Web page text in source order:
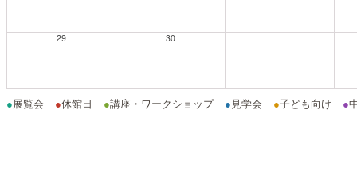
29 30
●展覧会 ●休館日 ●講座・ワークショップ ● 見学会 ●子ども向け ●